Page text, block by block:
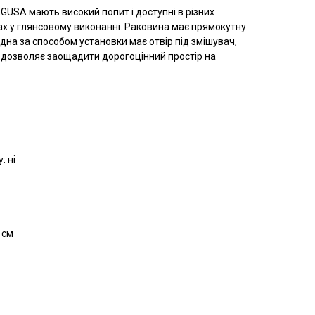
мають високий попит і доступні в різних
у глянсовому виконанні. Раковина має прямокутну
за способом установки має отвір під змішувач,
заощадити дорогоцінний простір на
ні